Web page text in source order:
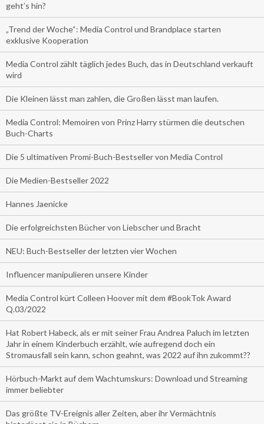
geht’s hin?
„Trend der Woche“: Media Control und Brandplace starten
exklusive Kooperation
Media Control zählt täglich jedes Buch, das in Deutschland verkauft
wird
Die Kleinen lässt man zahlen, die Großen lässt man laufen.
Media Control: Memoiren von Prinz Harry stürmen die deutschen
Buch-Charts
Die 5 ultimativen Promi-Buch-Bestseller von Media Control
Die Medien-Bestseller 2022
Hannes Jaenicke
Die erfolgreichsten Bücher von Liebscher und Bracht
NEU: Buch-Bestseller der letzten vier Wochen
Influencer manipulieren unsere Kinder
Media Control kürt Colleen Hoover mit dem #BookTok Award
Q.03/2022
Hat Robert Habeck, als er mit seiner Frau Andrea Paluch im letzten
Jahr in einem Kinderbuch erzählt, wie aufregend doch ein
Stromausfall sein kann, schon geahnt, was 2022 auf ihn zukommt??
Hörbuch-Markt auf dem Wachtumskurs: Download und Streaming
immer beliebter
Das größte TV-Ereignis aller Zeiten, aber ihr Vermächtnis